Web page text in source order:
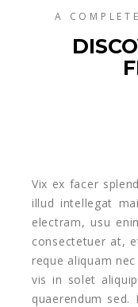
A
Vix ex facer
illud intellegat
electram, usu
consectetuer at,
reque aliquam
vis in solet
quaerendum